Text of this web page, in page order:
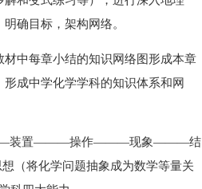
确目标，架构网络。
中每章小结的知识网络图形成本章
成中学化学学科的知识体系和网
装置———操作———现象———结
将化学问题抽象成为数学等量关